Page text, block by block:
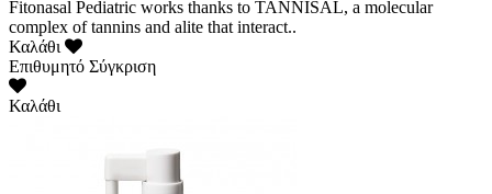
Fitonasal Pediatric works thanks to TANNISAL, a molecular
complex of tannins and alite that interact..
Καλάθι
Επιθυμητό Σύγκριση
Καλάθι